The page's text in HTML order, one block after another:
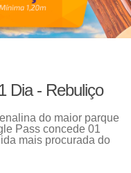
Dia - Rebuliço
do maior parque
Pass concede 01
mais procurada do